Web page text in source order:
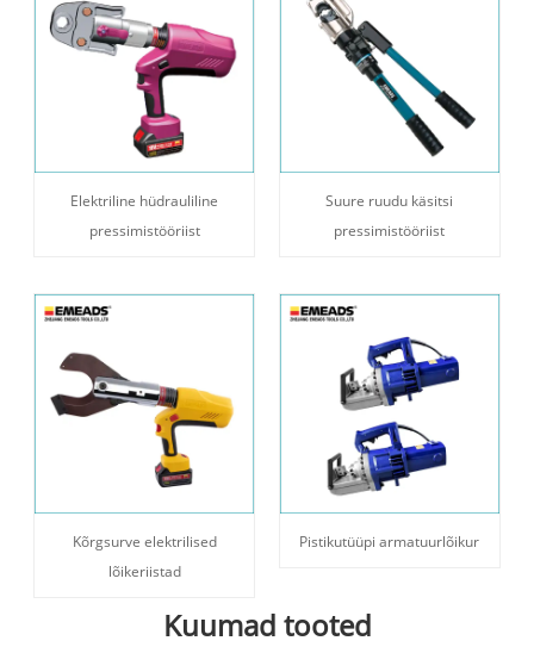
Elektriline hüdrauliline
pressimistööriist
Suure ruudu käsitsi
pressimistööriist
Kõrgsurve elektrilised
lõikeriistad
Pistikutüüpi armatuurlõikur
Kuumad tooted